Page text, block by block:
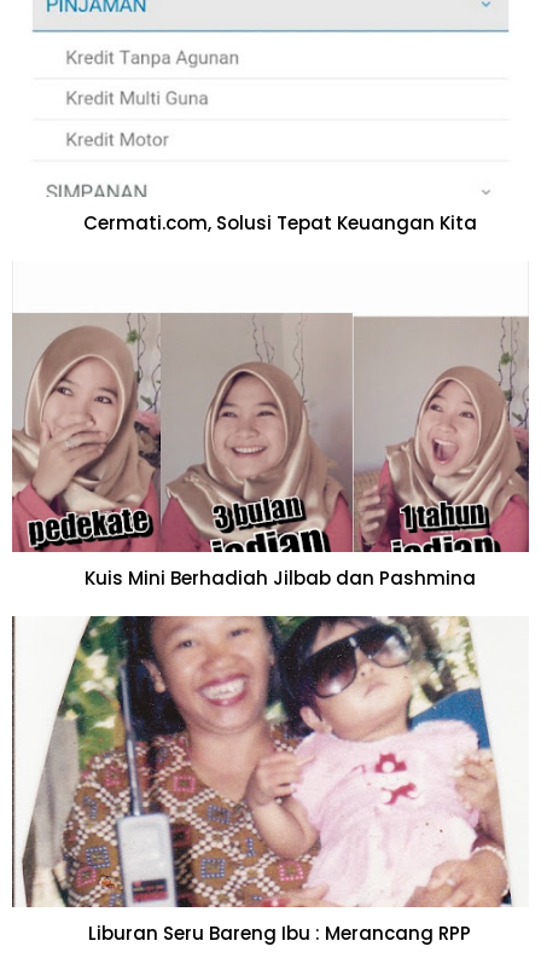
Cermati.com, Solusi Tepat Keuangan Kita
Kuis Mini Berhadiah Jilbab dan Pashmina
Liburan Seru Bareng Ibu : Merancang RPP